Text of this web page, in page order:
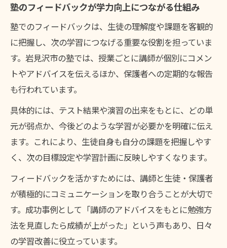
塾のフィードバックが学力向上につながる仕組み
塾でのフィードバックは、生徒の理解度や課題を客観的
に把握し、次の学習につなげる重要な役割を担っていま
す。岩見沢市の塾では、授業ごとに講師が個別にコメン
トやアドバイスを伝えるほか、保護者への定期的な報告
も行われています。
具体的には、テスト結果や演習の出来をもとに、どの単
元が弱点か、今後どのような学習が必要かを明確に伝え
ます。これにより、生徒自身も自分の課題を把握しやす
く、次の目標設定や学習計画に反映しやすくなります。
フィードバックを活かすためには、講師と生徒・保護者
が積極的にコミュニケーションを取り合うことが大切で
す。成功事例として「講師のアドバイスをもとに勉強方
法を見直したら成績が上がった」という声もあり、日々
の学習改善に役立っています。